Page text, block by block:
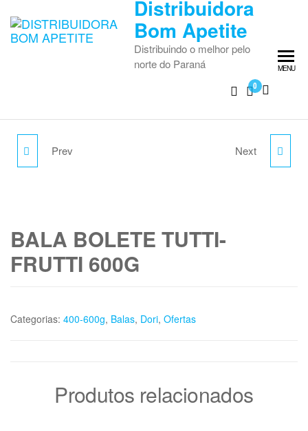
the
Distribuidora
Bom Apetite
Distribuindo o melhor pelo
norte do Paraná
0
MENU
PIR FRUTSY CHOCO
Prev GRANULADO 1,010KG
Next
BALA BOLETE TUTTI-
FRUTTI 600G
Categorias: 400-600g, Balas, Dori, Ofertas
Produtos relacionados